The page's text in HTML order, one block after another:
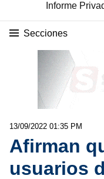
Informe
Secciones
13/09/2022 01:35 PM
Afirman
usuarios